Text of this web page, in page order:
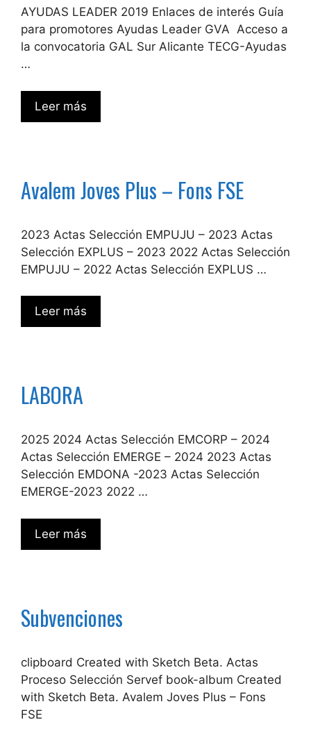
AYUDAS LEADER 2019 Enlaces de interés Guía
para promotores Ayudas Leader GVA Acceso a
la convocatoria GAL Sur Alicante TECG-Ayudas
…
Leer más
Avalem Joves Plus – Fons FSE
2023 Actas Selección EMPUJU – 2023 Actas
Selección EXPLUS – 2023 2022 Actas Selección
EMPUJU – 2022 Actas Selección EXPLUS …
Leer más
LABORA
2025 2024 Actas Selección EMCORP – 2024
Actas Selección EMERGE – 2024 2023 Actas
Selección EMDONA -2023 Actas Selección
EMERGE-2023 2022 …
Leer más
Subvenciones
clipboard Created with Sketch Beta. Actas
Proceso Selección Servef book-album Created
with Sketch Beta. Avalem Joves Plus – Fons
FSE